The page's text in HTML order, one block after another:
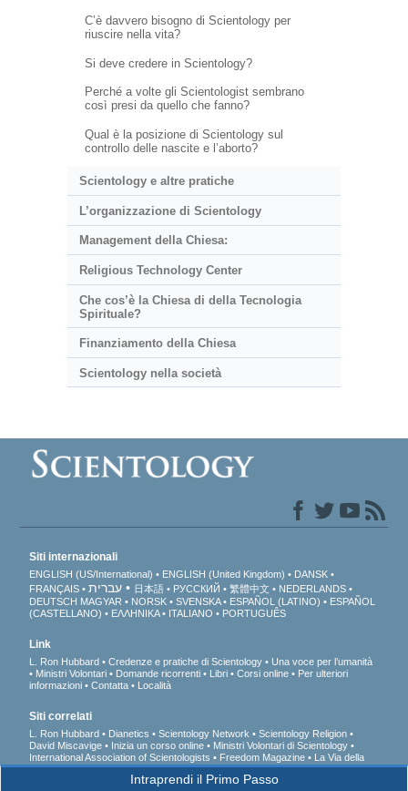
C’è davvero bisogno di Scientology per
riuscire nella vita?
Si deve credere in Scientology?
Perché a volte gli Scientologist sembrano
così presi da quello che fanno?
Qual è la posizione di Scientology sul
controllo delle nascite e l’aborto?
Scientology e altre pratiche
L’organizzazione di Scientology
Management della Chiesa:
Religious Technology Center
Che cos’è la Chiesa di della Tecnologia
Spirituale?
Finanziamento della Chiesa
Scientology nella società
Intraprendi il Primo Passo
Siti internazionali
ENGLISH (US/International) ENGLISH (United Kingdom)
DANSK
FRANÇAIS
עברית 日本語 РУССКИЙ 繁體中文
NEDERLANDS
DEUTSCH MAGYAR NORSK SVENSKA ESPAÑOL (LATINO)
ESPAÑOL
(CASTELLANO)
ΕΛΛΗΝΙΚA ITALIANO PORTUGUÊS
Link
L. Ron Hubbard Credenze e pratiche di Scientology
Una voce per l’umanità
Ministri Volontari
Domande ricorrenti Libri Corsi online
Per ulteriori
informazioni
Contatta Località
Siti correlati
L. Ron Hubbard Dianetics Scientology Network
Scientology Religion
David Miscavige
Inizia un corso online
Ministri Volontari di Scientology
International Association of Scientologists
Freedom Magazine
La Via della
Felicità
A sostegno di un mondo libero dalla droga
Uniti per i Diritti Umani
Gioventù per i Diritti Umani
Comitato dei Cittadini per i Diritti Umani